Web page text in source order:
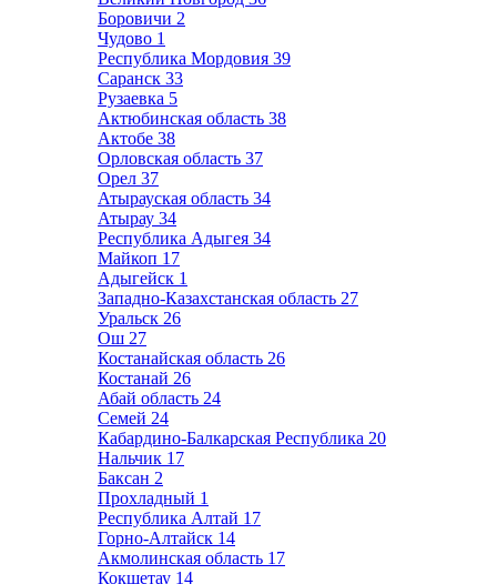
Боровичи 2
Чудово 1
Республика Мордовия 39
Саранск 33
Рузаевка 5
Актюбинская область 38
Актобе 38
Орловская область 37
Орел 37
Атырауская область 34
Атырау 34
Республика Адыгея 34
Майкоп 17
Адыгейск 1
Западно-Казахстанская область 27
Уральск 26
Ош 27
Костанайская область 26
Костанай 26
Абай область 24
Семей 24
Кабардино-Балкарская Республика 20
Нальчик 17
Баксан 2
Прохладный 1
Республика Алтай 17
Горно-Алтайск 14
Акмолинская область 17
Кокшетау 14